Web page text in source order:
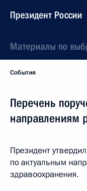
Президент России
Материалы по
События
Перечень
направлениям
Президент
по актуальным
здравоохранения.